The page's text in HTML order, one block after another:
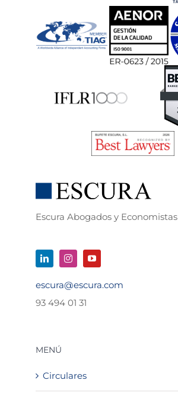
Escura Abogados y Economistas
escura@escura.com
93 494 01 31
MENÚ
Circulares